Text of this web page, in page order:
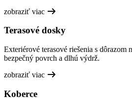
zobraziť viac
Terasové dosky
Exteriérové terasové riešenia s dôrazom
bezpečný povrch a dlhú výdrž.
zobraziť viac
Koberce